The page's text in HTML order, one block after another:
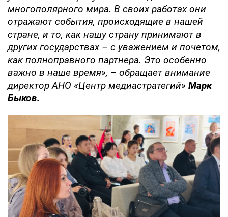
многополярного мира. В своих работах они
отражают события, происходящие в нашей
стране, и то, как нашу страну принимают в
других государствах – с уважением и почетом,
как полноправного партнера. Это особенно
важно в наше время», – обращает внимание
директор АНО «Центр медиастратегий» Марк
Быков.